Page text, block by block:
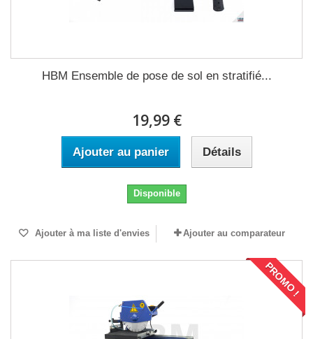
HBM Ensemble de pose de sol en stratifié...
19,99 €
Ajouter au panier Détails
Disponible
Ajouter à ma liste d'envies Ajouter au comparateur
PROMO !